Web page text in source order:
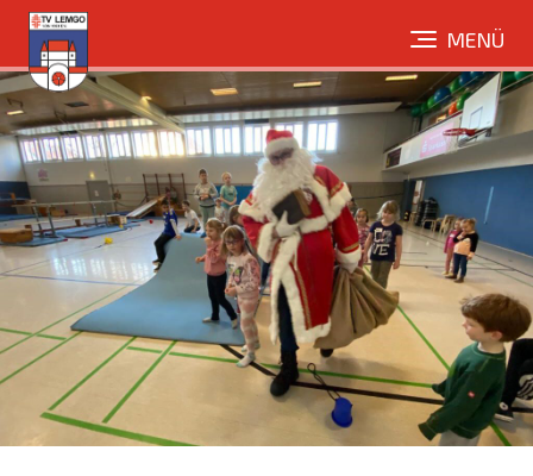
Direkt
zum
Inhalt
MENÜ